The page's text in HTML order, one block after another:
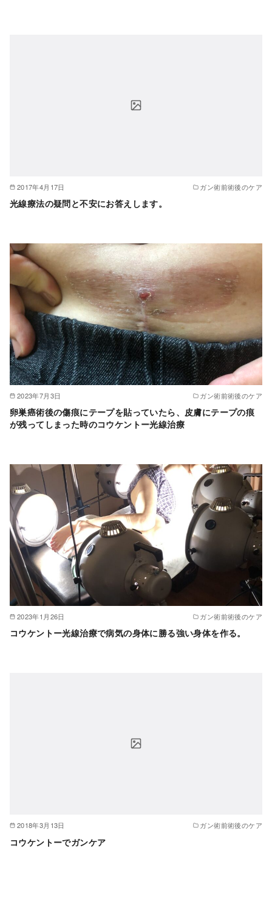
2017年4月17日 ガン術前術後のケア
光線療法の疑問と不安にお答えします。
2023年7月3日 ガン術前術後のケア
卵巣癌術後の傷痕にテープを貼っていたら、皮膚にテープの痕
が残ってしまった時のコウケントー光線治療
2023年1月26日 ガン術前術後のケア
コウケントー光線治療で病気の身体に勝る強い身体を作る。
2018年3月13日 ガン術前術後のケア
コウケントーでガンケア